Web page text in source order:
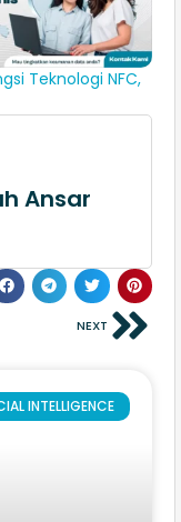
Teknologi NFC,
Ansar
NEXT
INTELLIGENCE